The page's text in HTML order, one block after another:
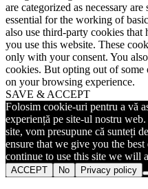
are categorized as necessary
essential for the working of
also use third-party cookies that
you use this website. These
only with your consent. You
cookies. But opting out of some
on your browsing experience.
SAVE & ACCEPT
Folosim cookie-uri pentru a vă
experiență pe site-ul nostru
site, vom presupune că sunteți
ensure that we give you the
continue to use this site we will
ACCEPT No Privacy policy